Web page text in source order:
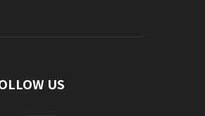
US